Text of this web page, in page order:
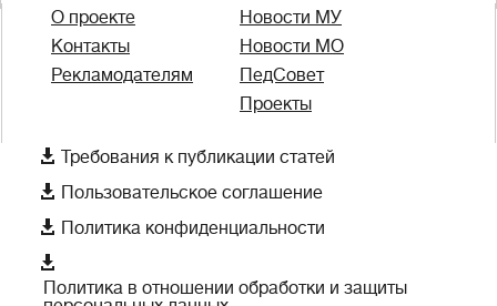
О проекте
Контакты
Рекламодателям
Новости МУ
Новости МО
ПедСовет
Проекты
 Требования к публикации статей
 Пользовательское соглашение
 Политика конфиденциальности

Политика в отношении обработки и защиты